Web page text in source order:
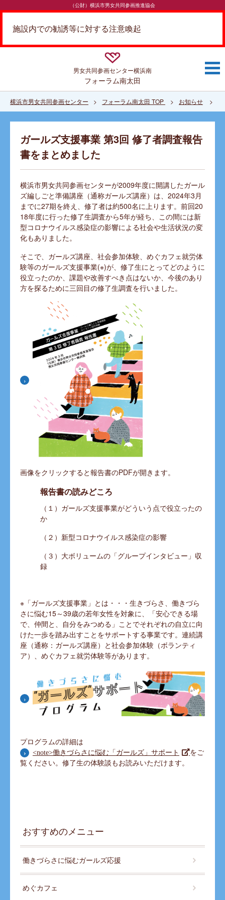
（公財）横浜市男女共同参画推進協会
施設内での勧誘等に対する注意喚起
男女共同参画センター横浜南
フォーラム南太田
横浜市男女共同参画センター フォーラム南太田 TOP お知らせ
ガールズ支援事業 第3回 修了者調査報告
書をまとめました
横浜市男女共同参画センターが2009年度に開講したガール
ズ編しごと準備講座（通称ガールズ講座）は、2024年3月
までに27期を終え、修了者は約500名に上ります。前回20
18年度に行った修了生調査から5年が経ち、この間には新
型コロナウイルス感染症の影響による社会や生活状況の変
化もありました。
そこで、ガールズ講座、社会参加体験、めぐカフェ就労体
験等のガールズ支援事業(※)が、修了生にとってどのように
役立ったのか、課題や改善すべき点はないか、今後のあり
方を探るために三回目の修了生調査を行いました。
画像をクリックすると報告書のPDFが開きます。
報告書の読みどころ
（１）ガールズ支援事業がどういう点で役立ったの
か
（２）新型コロナウイルス感染症の影響
（３）大ボリュームの「グループインタビュー」収
録
※「ガールズ支援事業」とは・・・生きづらさ、働きづら
さに悩む15～39歳の若年女性を対象に、「安心できる場
で、仲間と、自分をみつめる」ことでそれぞれの自立に向
けた一歩を踏み出すことをサポートする事業です。連続講
座（通称：ガールズ講座）と社会参加体験（ボランティ
ア）、めぐカフェ就労体験等があります。
プログラムの詳細は
<note>働きづらさに悩む「ガールズ」サポート
をご
覧ください。修了生の体験談もお読みいただけます。
おすすめのメニュー
働きづらさに悩むガールズ応援
めぐカフェ